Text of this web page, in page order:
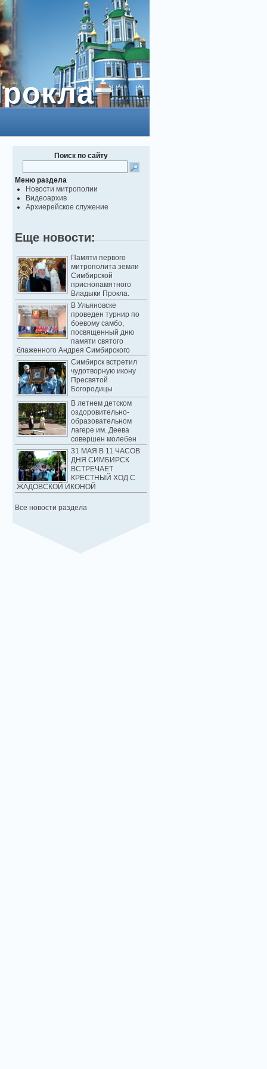
Поиск по сайту
Меню раздела
Новости митрополии
Видеоархив
Архиерейское служение
Еще новости:
Памяти первого
митрополита земли
Симбирской
приснопамятного
Владыки Прокла.
В Ульяновске
проведен турнир по
боевому самбо,
посвященный дню
памяти святого
блаженного Андрея Симбирского
Симбирск встретил
чудотворную икону
Пресвятой
Богородицы
В летнем детском
оздоровительно-
образовательном
лагере им. Деева
совершен молебен
31 МАЯ В 11 ЧАСОВ
ДНЯ СИМБИРСК
ВСТРЕЧАЕТ
КРЕСТНЫЙ ХОД С
ЖАДОВСКОЙ ИКОНОЙ
Все новости раздела